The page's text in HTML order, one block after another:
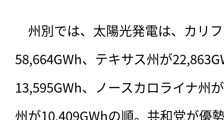
州別では、太陽光発電は、カリ
58,664GWh、テキサス州が
13,595GWh、ノースカロライナ州
州が10,409GWhの順。共和党が優